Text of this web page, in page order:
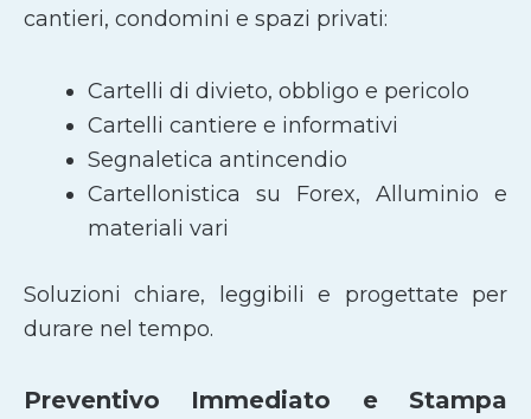
cantieri, condomini e spazi privati:
Cartelli di divieto, obbligo e pericolo
Cartelli cantiere e informativi
Segnaletica antincendio
Cartellonistica su Forex, Alluminio e
materiali vari
Soluzioni chiare, leggibili e progettate per
durare nel tempo.
Preventivo Immediato e Stampa